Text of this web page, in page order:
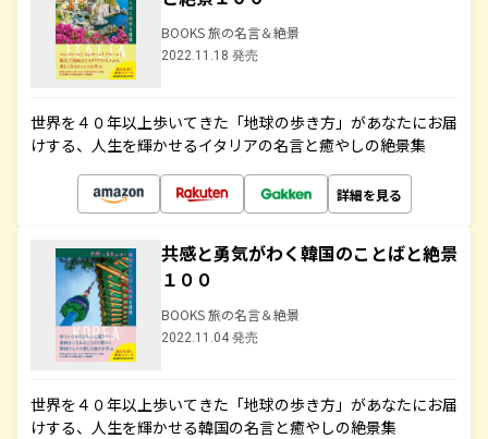
BOOKS 旅の名言＆絶景
2022.11.18 発売
世界を４０年以上歩いてきた「地球の歩き方」があなたにお届
けする、人生を輝かせるイタリアの名言と癒やしの絶景集
詳細を見る
共感と勇気がわく韓国のことばと絶景
１００
BOOKS 旅の名言＆絶景
2022.11.04 発売
世界を４０年以上歩いてきた「地球の歩き方」があなたにお届
けする、人生を輝かせる韓国の名言と癒やしの絶景集